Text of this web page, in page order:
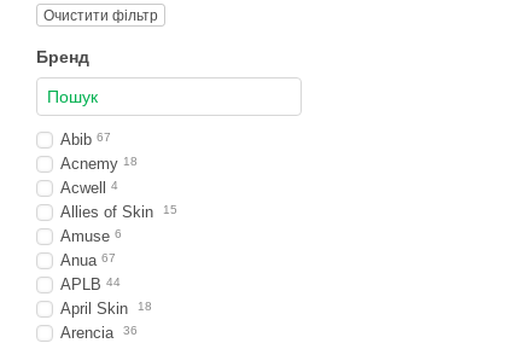
Очистити фільтр
Бренд
Abib 67
Acnemy 18
Acwell 4
Allies of Skin 15
Amuse 6
Anua 67
APLB 44
April Skin 18
Arencia 36